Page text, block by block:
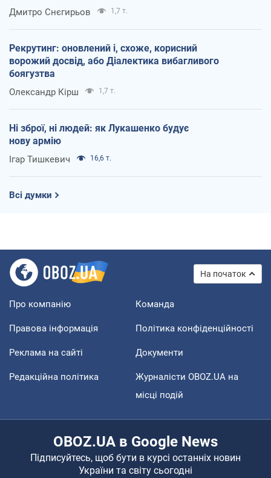
Дмитро Снєгирьов 1,7 т.
Рекрутинг: оновлений і, схоже, корисний
ворожий досвід, або Діалектика вибагливого
боягузтва
Олександр Кірш 1,7 т.
Ні зброї, ні людей: як Лукашенко будує
нову армію
Ігар Тишкевич 16,6 т.
Всі думки
На початок
Про компанію Команда
Правова інформація Політика конфіденційності
Реклама на сайті Документи
Редакційна політика
Журналісти OBOZ.UA на
місці подій
OBOZ.UA в Google News
Підписуйтесь, щоб бути в курсі останніх новин
України та світу сьогодні